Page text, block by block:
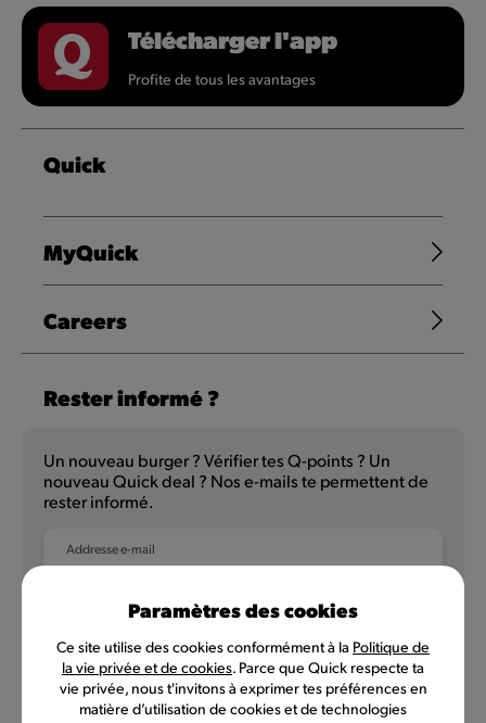
Télécharger l'app
Profite de tous les avantages
Quick
MyQuick
Careers
Rester informé ?
Un nouveau burger ? Vérifier tes Q-points ? Un
nouveau Quick deal ? Nos e-mails te permettent de
rester informé.
Addresse e-mail
NL
Paramètres des cookies
Ce site utilise des cookies conformément à la Politique de
la vie privée et de cookies. Parce que Quick respecte ta
vie privée, nous t'invitons à exprimer tes préférences en
matière d’utilisation de cookies et de technologies